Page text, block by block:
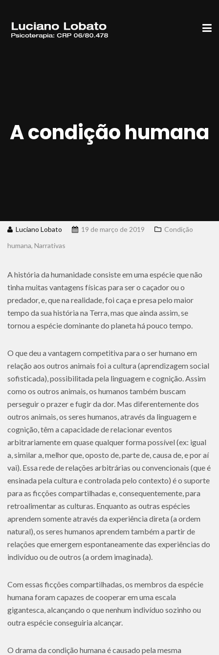
A condição humana
Luciano Lobato 19 de março de 2019
Condição
humana, Narrativas
A história da humanidade consiste em uma espécie que não
tinha muitas vantagens físicas para ser o caçador ou o
predador, e, que na realidade, foi caça e presa pelo maior
tempo da sua história na Terra, mas que ainda assim, se
tornou a espécie dominante do planeta há pouco tempo.
O que deu a vantagem competitiva para o ser humano em
relação aos outros animais foi a cultura (aprendizagem social
sofisticada), possibilitada pela linguagem e cognição. Assim
como os outros animais, os humanos também buscam
perseguir o prazer e fugir da dor. Mas diferentemente dos
outros animais, os seres humanos, através da linguagem e
cognição, têm a capacidade de relacionar eventos
arbitrariamente em quase qualquer forma possível (ex: igual
a, similar a, melhor que, oposto de, parte de, causa de, e por aí
vai). Essa rede de relações arbitrárias ou convencionais (que é
ensinada pela cultura e controlada pelo contexto) é o suporte
para as ficções compartilhadas e, consequentemente, para
retroalimentar as culturas. Enquanto as outras espécies
aprendem somente através da experiência direta (a ordem
natural), os seres humanos aprendem também a partir de
relações que emergem espontaneamente das experiências do
indivíduo ou de outros (a ordem imaginada).
Com essas ficções compartilhadas, os membros da espécie
humana foram capazes de cooperar em uma escala
gigantesca, alcançando o que nenhum indivíduo sozinho ou
outra espécie conseguiria alcançar.
O drama da condição humana é causado pela mesma